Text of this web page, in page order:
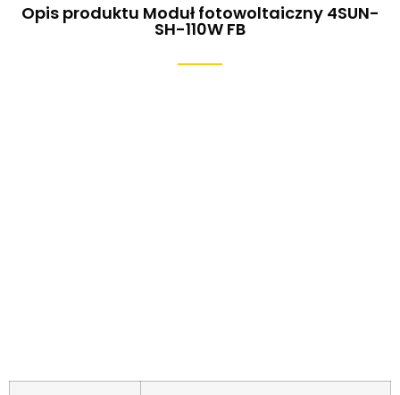
Opis produktu Moduł fotowoltaiczny 4SUN-
SH-110W FB